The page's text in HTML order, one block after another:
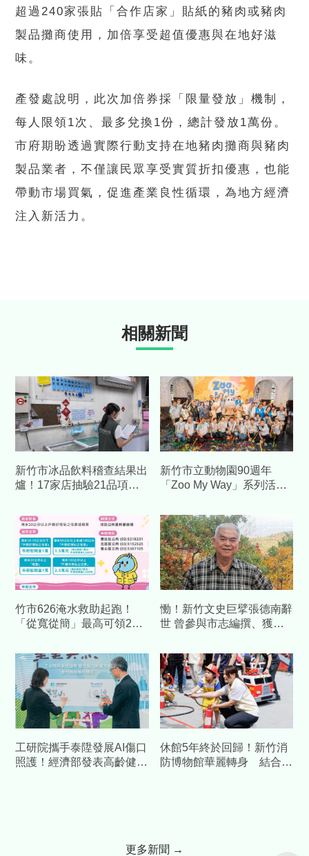
超過240家張貼「合作店家」貼紙的豬肉或豬肉
製品攤商使用，加倍享受超值優惠與在地好滋
味。
產發處說明，此次加倍券採「限量發放」機制，
每人限領1次、最多兌換1份，總計發放1萬份。
市府期盼透過實際行動支持在地豬肉攤商與豬肉
製品業者，不僅讓民眾享受實質折扣優惠，也能
帶動市場買氣，促進產業良性循環，為地方經濟
注入新活力。
相關新聞
新竹市冰品飲料稽查結果出
爐！17家店抽驗21品項
看
新竹市立動物園90週年
「Zoo My Way」系列活動
日派對
竹市626淹水救助起跑！
「從寬從簡」最高可領2萬
慟！新竹文史巨擘張德南辭
世 曾參與市志編撰、獲
工研院攜手泰陞發展AI傷口
照護！經濟部發表高齡健康
休館5年終於回歸！新竹消
防博物館華麗轉身 結合科
更多新聞 →